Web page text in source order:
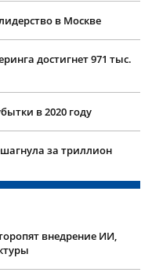
в Москве
достигнет 971 тыс.
в 2020 году
за триллион
внедрение ИИ,